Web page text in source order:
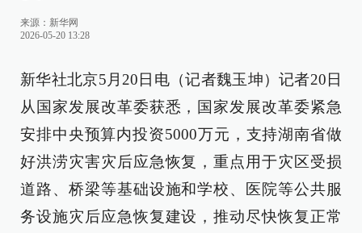
来源： 新华网
2026-05-20 13:28
新华社北京5月20日电（记者魏玉坤）记者20日
从国家发展改革委获悉，国家发展改革委紧急
安排中央预算内投资5000万元，支持湖南省做
好洪涝灾害灾后应急恢复，重点用于灾区受损
道路、桥梁等基础设施和学校、医院等公共服
务设施灾后应急恢复建设，推动尽快恢复正常